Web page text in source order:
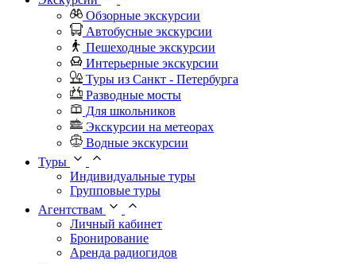
Обзорные экскурсии
Автобусные экскурсии
Пешеходные экскурсии
Интерьерные экскурсии
Туры из Санкт - Петербурга
Разводные мосты
Для школьников
Экскурсии на метеорах
Водные экскурсии
Туры
Индивидуальные туры
Групповые туры
Агентствам
Личный кабинет
Бронирование
Аренда радиогидов